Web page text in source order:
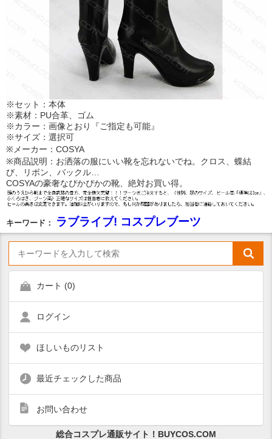
※セット：本体
※素材：PU合革、ゴム
※カラー：画像とおり『ご指定も可能』
※サイズ：選択可
※メーカー：COSYA
※商品説明：お洒落の服にいい靴を忘れないでね。クロス、蝶結
び、リボン、バックル…
COSYAの豪奢なぴかぴかの靴、絶対お買い得。
キーワード： ラブライブ! コスプレブーツ
カート (0)
ログイン
ほしいものリスト
最近チェックした商品
お問い合わせ
総合コスプレ通販サイト！BUYCOS.COM